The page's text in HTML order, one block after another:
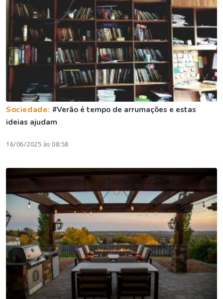
Sociedade: #Verão é tempo de arrumações e estas
ideias ajudam
16/06/2025 às 08:58